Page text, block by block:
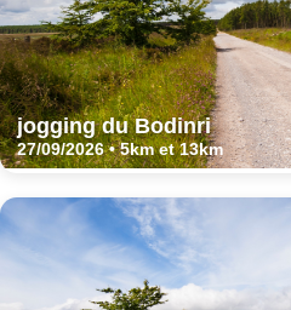
jogging du Bodinri
27/09/2026 • 5km et 13km